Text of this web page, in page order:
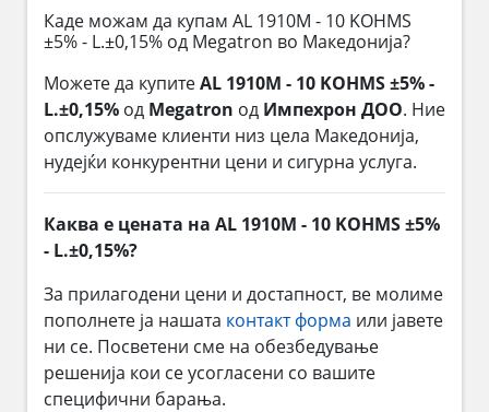
Каде можам да купам AL 1910M - 10 KOHMS
±5% - L.±0,15% од Megatron во Македонија?
Можете да купитеAL 1910M - 10 KOHMS ±5% -
L.±0,15% од Megatron од Импехрон ДОО. Ние
опслужуваме клиенти низ цела Македонија,
нудејќи конкурентни цени и сигурна услуга.
Каква е цената на AL 1910M - 10 KOHMS ±5%
- L.±0,15%?
За прилагодени цени и достапност, ве молиме
пополнете ја нашата контакт форма или јавете
ни се. Посветени сме на обезбедување
решенија кои се усогласени со вашите
специфични барања.